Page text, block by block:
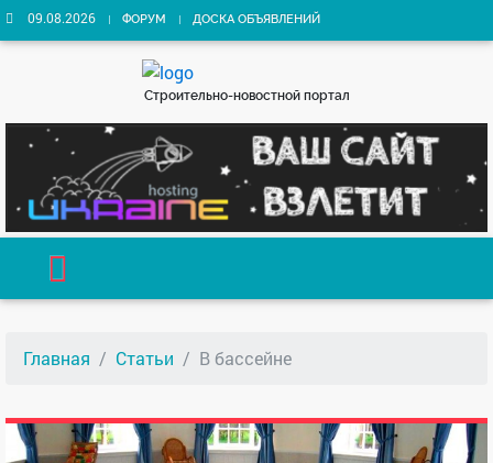
09.08.2026 ФОРУМ ДОСКА ОБЪЯВЛЕНИЙ
Строительно-новостной портал
Главная Статьи В бассейне